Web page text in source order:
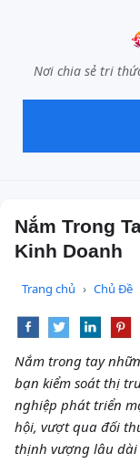
Nơi chia sẻ tri
Nắm Trong
Kinh Doanh
Trang chủ Chủ Đề
Nắm trong tay
bạn kiểm soát thị
nghiệp phát triển
hội, vượt qua đối
thịnh vượng lâu